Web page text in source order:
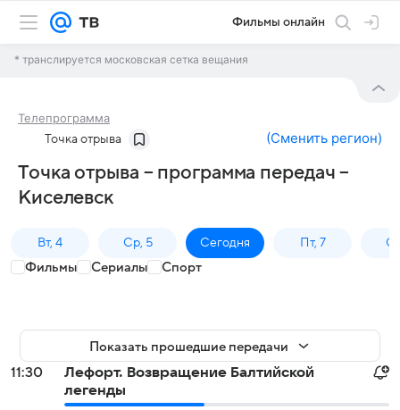
Фильмы онлайн
* транслируется московская сетка вещания
Телепрограмма
Точка отрыва (Сменить регион)
Точка отрыва – программа передач –
Киселевск
Вт, 4 Ср, 5 Сегодня Пт, 7
Фильмы Сериалы Спорт
Показать прошедшие передачи
11:30
Лефорт. Возвращение Балтийской
легенды